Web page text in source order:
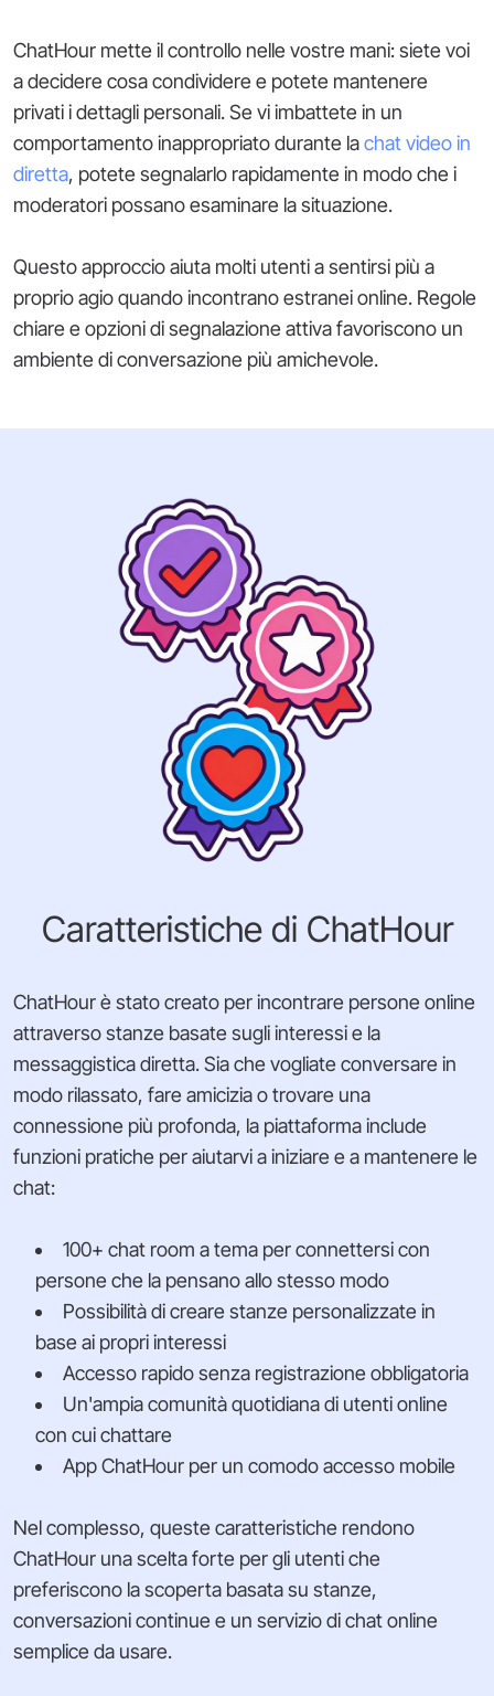
ChatHour mette il controllo nelle vostre mani: siete voi
a decidere cosa condividere e potete mantenere
privati i dettagli personali. Se vi imbattete in un
comportamento inappropriato durante lachat video in
diretta, potete segnalarlo rapidamente in modo che i
moderatori possano esaminare la situazione.
Questo approccio aiuta molti utenti a sentirsi più a
proprio agio quando incontrano estranei online. Regole
chiare e opzioni di segnalazione attiva favoriscono un
ambiente di conversazione più amichevole.
Caratteristiche di ChatHour
ChatHour è stato creato per incontrare persone online
attraverso stanze basate sugli interessi e la
messaggistica diretta. Sia che vogliate conversare in
modo rilassato, fare amicizia o trovare una
connessione più profonda, la piattaforma include
funzioni pratiche per aiutarvi a iniziare e a mantenere le
chat:
100+ chat room a tema per connettersi con
persone che la pensano allo stesso modo
Possibilità di creare stanze personalizzate in
base ai propri interessi
Accesso rapido senza registrazione obbligatoria
Un'ampia comunità quotidiana di utenti online
con cui chattare
App ChatHour per un comodo accesso mobile
Nel complesso, queste caratteristiche rendono
ChatHour una scelta forte per gli utenti che
preferiscono la scoperta basata su stanze,
conversazioni continue e un servizio di chat online
semplice da usare.